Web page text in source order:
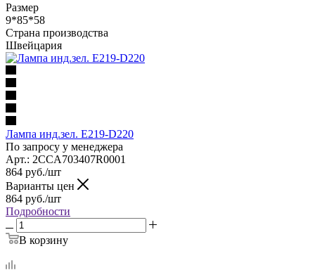
Размер
9*85*58
Страна производства
Швейцария
Лампа инд.зел. E219-D220
По запросу у менеджера
Арт.: 2CCA703407R0001
864 руб./шт
Варианты цен
864 руб./шт
Подробности
В корзину